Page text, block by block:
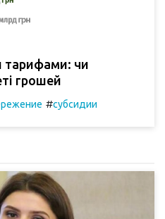
тарифами: чи
грошей
#субсидии